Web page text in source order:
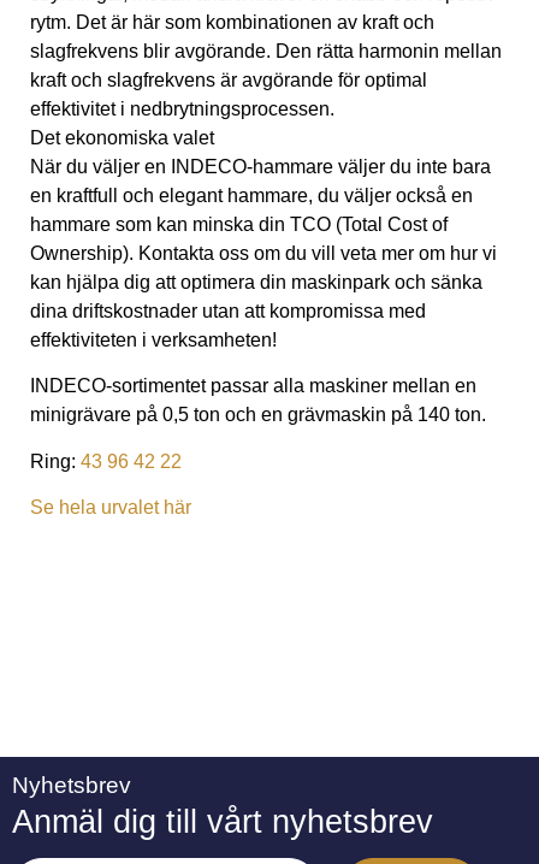
rytm. Det är här som kombinationen av kraft och
slagfrekvens blir avgörande. Den rätta harmonin mellan
kraft och slagfrekvens är avgörande för optimal
effektivitet i nedbrytningsprocessen.
Det ekonomiska valet
När du väljer en INDECO-hammare väljer du inte bara
en kraftfull och elegant hammare, du väljer också en
hammare som kan minska din TCO (Total Cost of
Ownership). Kontakta oss om du vill veta mer om hur vi
kan hjälpa dig att optimera din maskinpark och sänka
dina driftskostnader utan att kompromissa med
effektiviteten i verksamheten!
INDECO-sortimentet passar alla maskiner mellan en
minigrävare på 0,5 ton och en grävmaskin på 140 ton.
Ring: 43 96 42 22
Se hela urvalet här
Nyhetsbrev
Anmäl dig till vårt nyhetsbrev